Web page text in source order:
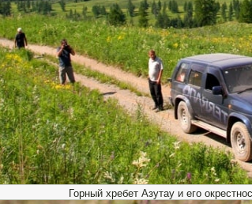
Горный хребет Азутау и его